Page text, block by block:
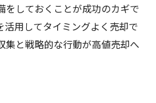
をしておくことが成功のカギで
活用してタイミングよく売却で
集と戦略的な行動が高値売却へ